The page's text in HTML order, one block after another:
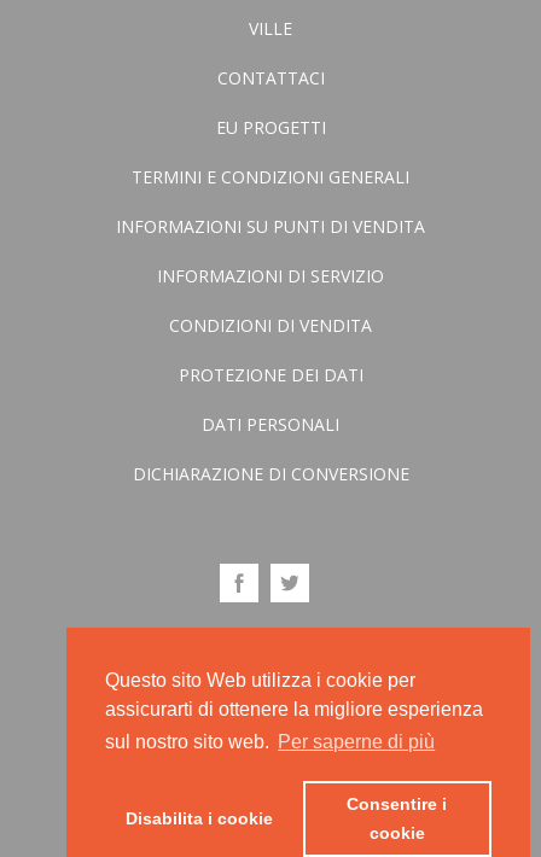
Questo sito Web utilizza i cookie per
assicurarti di ottenere la migliore esperienza
sul nostro sito web. Per saperne di più
Disabilita i cookie
Consentire i
cookie
VILLE
CONTATTACI
EU PROGETTI
TERMINI E CONDIZIONI GENERALI
INFORMAZIONI SU PUNTI DI VENDITA
INFORMAZIONI DI SERVIZIO
CONDIZIONI DI VENDITA
PROTEZIONE DEI DATI
DATI PERSONALI
DICHIARAZIONE DI CONVERSIONE